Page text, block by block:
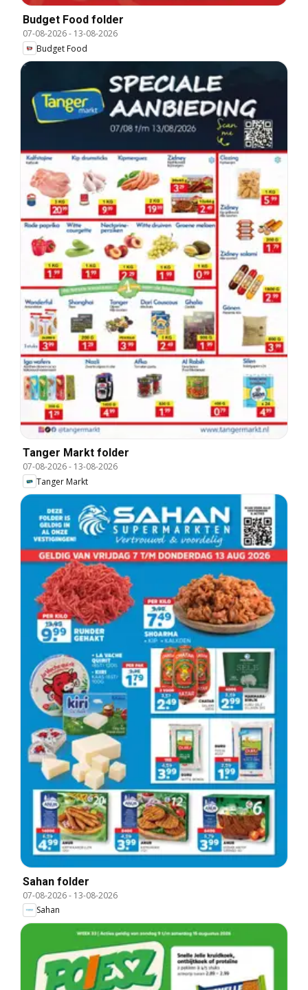
Budget Food folder
07-08-2026- 13-08-2026
Budget Food
Tanger Markt folder
07-08-2026- 13-08-2026
Tanger Markt
Sahan folder
07-08-2026- 13-08-2026
Sahan